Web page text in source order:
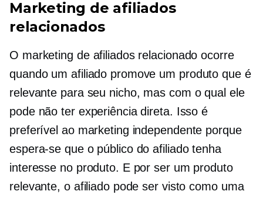
Marketing de afiliados
relacionados
O marketing de afiliados relacionado ocorre
quando um afiliado promove um produto que é
relevante para seu nicho, mas com o qual ele
pode não ter experiência direta. Isso é
preferível ao marketing independente porque
espera-se que o público do afiliado tenha
interesse no produto. E por ser um produto
relevante, o afiliado pode ser visto como uma